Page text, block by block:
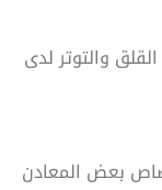
والتوتر لدى
بعض المعادن